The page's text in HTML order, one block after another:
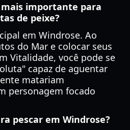
importante para
de peixe?
em Windrose. Ao
do Mar e colocar seus
Vitalidade, você pode se
capaz de aguentar
matariam
personagem focado
pescar em Windrose?